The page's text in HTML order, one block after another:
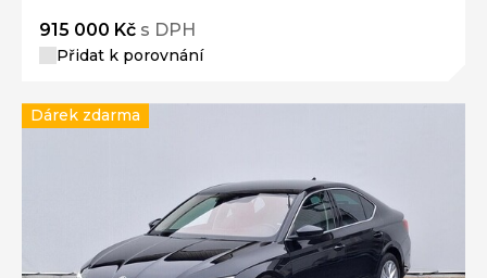
915 000 Kč s DPH
Přidat k porovnání
Dárek zdarma